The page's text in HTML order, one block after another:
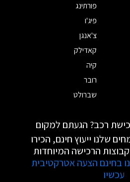
פורתינג
פיג'ו
צ'אנגן
קאדילק
קיה
רובר
שברולט
רכב? הגעתם למקום
שלנו ייעוץ חינם, הכירו
הרכישה המיוחדות
בחינם הצעה אטרקטיבית
עכשיו